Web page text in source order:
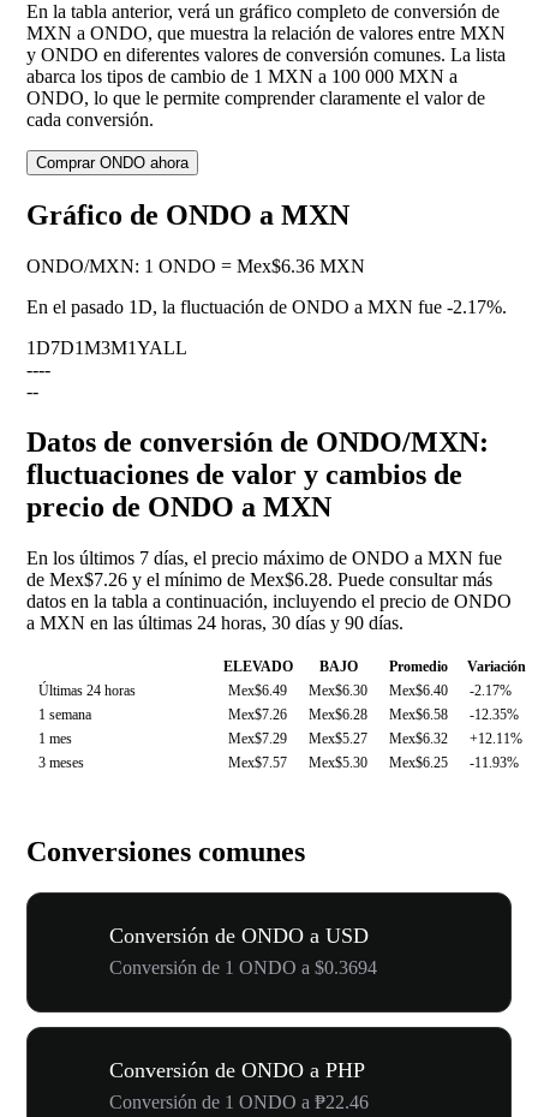
En la tabla anterior, verá un gráfico completo de conversión de
MXN a ONDO, que muestra la relación de valores entre MXN
y ONDO en diferentes valores de conversión comunes. La lista
abarca los tipos de cambio de 1 MXN a 100 000 MXN a
ONDO, lo que le permite comprender claramente el valor de
cada conversión.
Comprar ONDO ahora
Gráfico de ONDO a MXN
ONDO/MXN: 1 ONDO = Mex$6.36 MXN
En el pasado 1D, la fluctuación de ONDO a MXN fue -2.17%.
1D7D1M3M1YALL
----
--
Datos de conversión de ONDO/MXN:
fluctuaciones de valor y cambios de
precio de ONDO a MXN
En los últimos 7 días, el precio máximo de ONDO a MXN fue
de Mex$7.26 y el mínimo de Mex$6.28. Puede consultar más
datos en la tabla a continuación, incluyendo el precio de ONDO
a MXN en las últimas 24 horas, 30 días y 90 días.
ELEVADO BAJO Promedio
Variación
Últimas 24 horas
Mex$6.49 Mex$6.30 Mex$6.40
-2.17%
1 semana
Mex$7.26 Mex$6.28 Mex$6.58
-12.35%
1 mes
Mex$7.29 Mex$5.27 Mex$6.32
+12.11%
3 meses
Mex$7.57 Mex$5.30 Mex$6.25 -11.93%
Conversiones comunes
Conversión de ONDO a USD
Conversión de 1 ONDO a $0.3694
Conversión de ONDO a PHP
Conversión de 1 ONDO a ₱22.46